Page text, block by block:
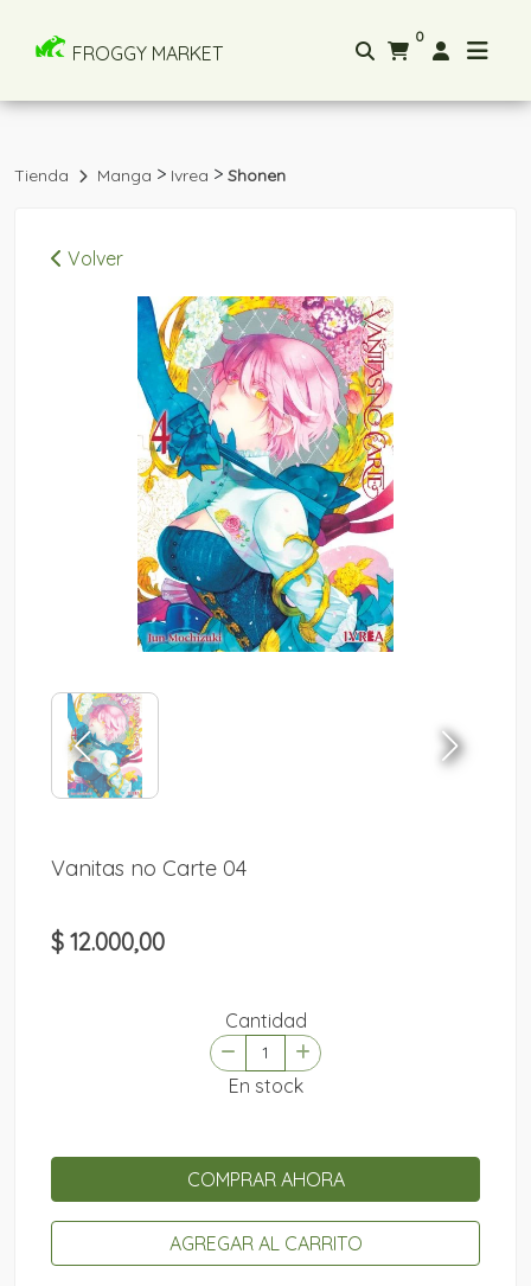
FROGGY MARKET
0
Tienda Manga > Ivrea > Shonen
Volver
Vanitas no Carte 04
$ 12.000,00
Cantidad
En stock
COMPRAR AHORA
AGREGAR AL CARRITO